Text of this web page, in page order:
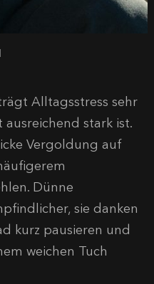
Alltagsstress sehr
stark ist.
Vergoldung auf
Dünne
sie danken
kurz pausieren und
weichen Tuch